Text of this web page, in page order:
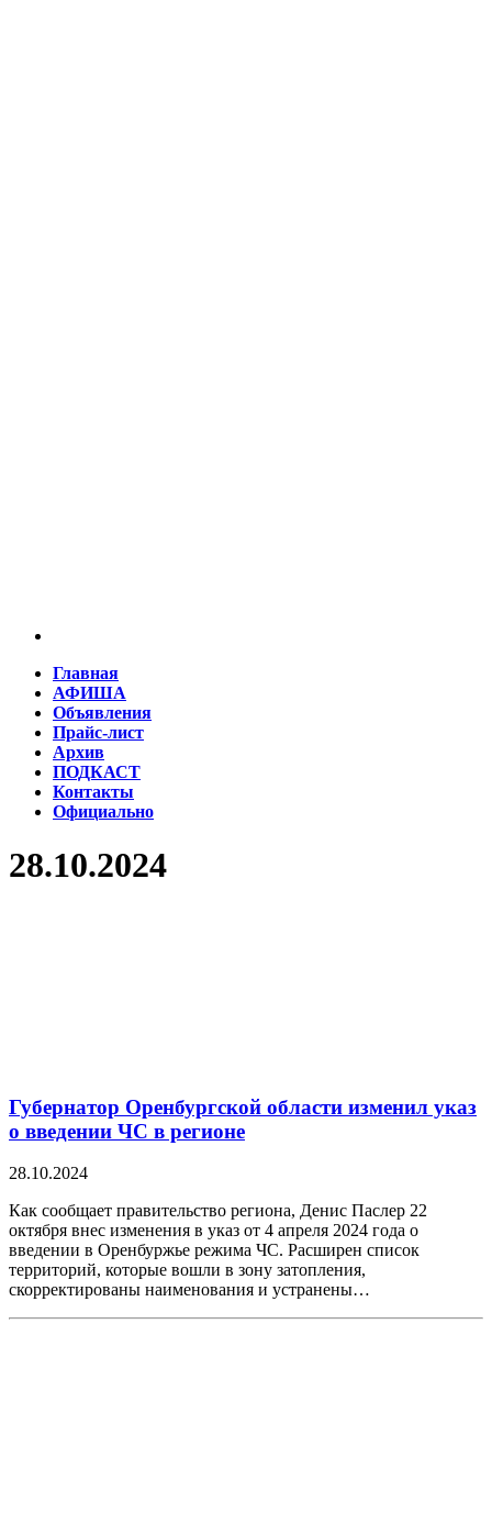
Главная
АФИША
Объявления
Прайс-лист
Архив
ПОДКАСТ
Контакты
Официально
28.10.2024
Губернатор Оренбургской области изменил указ
о введении ЧС в регионе
28.10.2024
Как сообщает правительство региона, Денис Паслер 22
октября внес изменения в указ от 4 апреля 2024 года о
введении в Оренбуржье режима ЧС. Расширен список
территорий, которые вошли в зону затопления,
скорректированы наименования и устранены…